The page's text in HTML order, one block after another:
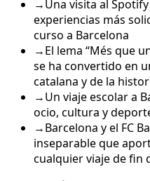
se ha convertido en
catalana y de la
→Un viaje escolar a
ocio, cultura y
→Barcelona y el FC
inseparable que
cualquier viaje de fin
En esta guía sobreViaje
Barcelonaes mucho más
que refleja la identidad